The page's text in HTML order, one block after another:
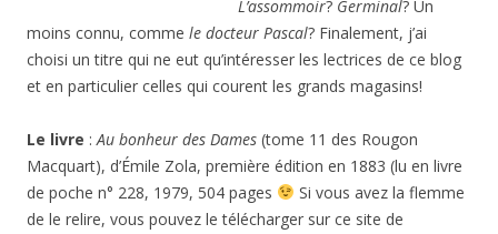
L’assommoir? Germinal? Un
moins connu, comme le docteur Pascal? Finalement, j’ai
choisi un titre qui ne eut qu’intéresser les lectrices de ce blog
et en particulier celles qui courent les grands magasins!
Le livre :Au bonheur des Dames (tome 11 des Rougon
Macquart), d’Émile Zola, première édition en 1883 (lu en livre
de poche n° 228, 1979, 504 pages
Si vous avez la flemme
de le relire, vous pouvez le télécharger sur ce site de